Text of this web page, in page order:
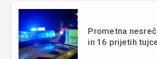
Prometna
in 16 prijetih